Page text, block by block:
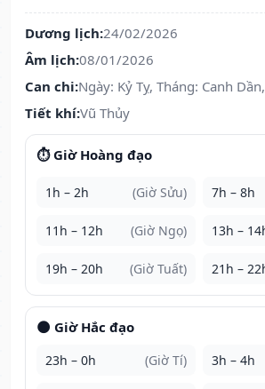
Dương lịch:24/02/2026
Âm lịch:08/01/2026
Can chi:Ngày: Kỷ Tỵ, Tháng: Canh
Tiết khí:Vũ Thủy
⏱️ Giờ Hoàng đạo
1h – 2h (Giờ Sửu) 7h – 8h
11h – 12h (Giờ Ngọ) 13h –
19h – 20h (Giờ Tuất) 21h –
🌑 Giờ Hắc đạo
23h – 0h (Giờ Tí) 3h – 4h